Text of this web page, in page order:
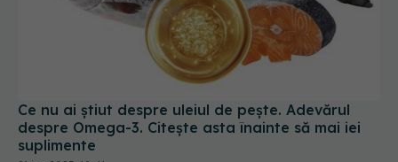
Ce nu ai știut despre uleiul de pește. Adevărul
despre Omega-3. Citește asta înainte să mai iei
21 ian 2025, 18:41